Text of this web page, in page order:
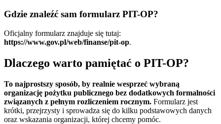
Gdzie znaleźć sam formularz PIT-OP?
Oficjalny formularz znajduje się tutaj:
https://www.gov.pl/web/finanse/pit-op.
Dlaczego warto pamiętać o PIT-OP?
To najprostszy sposób, by realnie wesprzeć wybraną
organizację pożytku publicznego bez dodatkowych formalności
związanych z pełnym rozliczeniem rocznym. Formularz jest
krótki, przejrzysty i sprowadza się do kilku podstawowych danych
oraz wskazania organizacji, której chcemy pomóc.